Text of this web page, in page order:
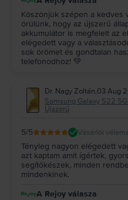
Köszönjük szépen a kedves
örülünk, hogy az újszerű
akkumulátor is megfelelt az
elégedett vagy a
sok örömet és gondtalan
telefonodhoz! 💚
Dr. Nagy Zoltán,03 Aug
Samsung Galaxy S22
Újszerű
5/5 Vásárlói
Tényleg nagyon elégedett
azt kaptam amit ígértek,
segítőkészek, minden
mindenkinek.
A Rejoy válasza